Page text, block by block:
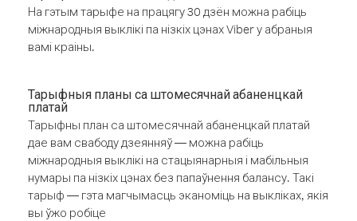
На гэтым тарыфе на працягу 30 дзён можна рабіць
міжнародныя выклікі па нізкіх цэнах Viber у абраныя
вамі краіны.
Тарыфныя планы са штомесячнай абаненцкай
платай
Тарыфны план са штомесячнай абаненцкай платай
дае вам свабоду дзеянняў — можна рабіць
міжнародныя выклікі на стацыянарныя і мабільныя
нумары па нізкіх цэнах без папаўнення балансу. Такі
тарыф — гэта магчымасць эканоміць на выкліках, якія
вы ўжо робіце